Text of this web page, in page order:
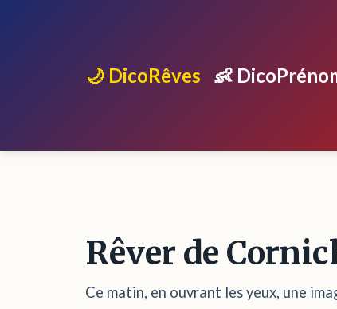
🌙 DicoRêves 👶
Rêver de
Ce matin, en ouvrant les yeux, une